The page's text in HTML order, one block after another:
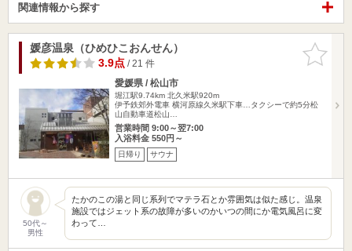
関連情報から探す
お気に入
りに追加
媛彦温泉（ひめひこおんせん）
3.9点/ 21 件
愛媛県 / 松山市
堀江駅9.74km 北久米駅920m
伊予鉄郊外電車 横河原線久米駅下車…タクシーで約5分松
山自動車道松山…
営業時間 9:00～翌7:00
入浴料金 550円～
日帰り サウナ
50代～
男性
たかのこの湯と同じ系列でマテラ石とか雰囲気は似た感じ。温泉
施設ではジェット系の故障が多いのかいつの間にか電気風呂に変
わって…